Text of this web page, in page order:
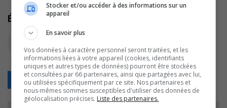
Écoutez l'extrait audio
Retour
Stocker et/ou accéder à des informations sur un
appareil
En savoir plus
Vos données à caractère personnel seront traitées, et les
informations liées à votre appareil (cookies, identifiants
uniques et autres types de données) pourront être stockées
et consultées par 66 partenaires, ainsi que partagées avec lui,
ou utilisées spécifiquement par ce site. Nos partenaires et
nous-mêmes sommes susceptibles d'utiliser des données de
géolocalisation précises. Liste des partenaires.